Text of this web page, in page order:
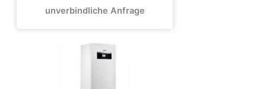
unverbindliche Anfrage